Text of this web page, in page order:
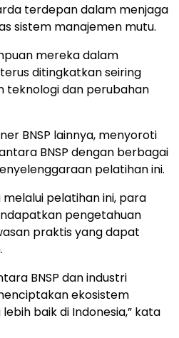
terdepan dalam menjaga
sistem manajemen mutu.
mereka dalam
ditingkatkan seiring
teknologi dan perubahan
BNSP lainnya, menyoroti
BNSP dengan berbagai
pelatihan ini.
pelatihan ini, para
pengetahuan
praktis yang dapat
BNSP dan industri
ekosistem
baik di Indonesia,” kata